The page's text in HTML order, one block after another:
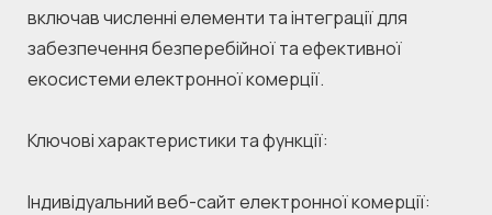
включав численні елементи та інтеграції для
забезпечення безперебійної та ефективної
екосистеми електронної комерції.
Ключові характеристики та функції:
Індивідуальний веб-сайт електронної комерції: